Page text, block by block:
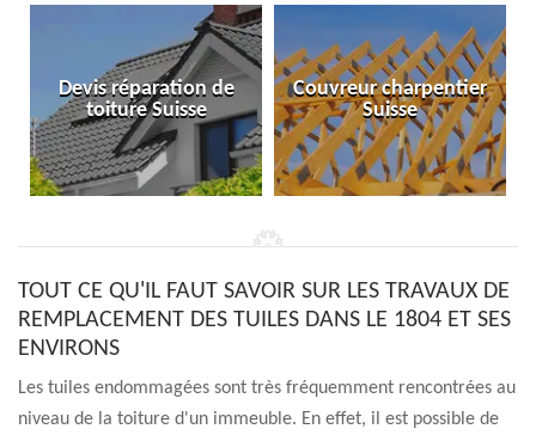
Devis réparation de
toiture Suisse
Couvreur charpentier
Suisse
TOUT CE QU'IL FAUT SAVOIR SUR LES TRAVAUX DE
REMPLACEMENT DES TUILES DANS LE 1804 ET SES
ENVIRONS
Les tuiles endommagées sont très fréquemment rencontrées au
niveau de la toiture d'un immeuble. En effet, il est possible de